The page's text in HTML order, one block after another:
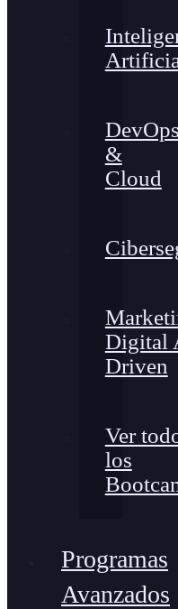
DevOps
&
Cloud
Digital
Driven
Ver
los
Programas
Avanzados